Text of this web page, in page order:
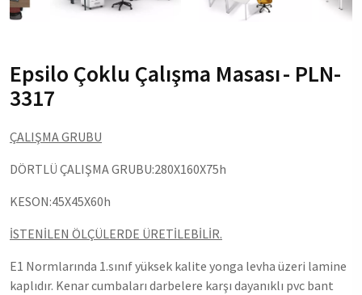
Epsilo Çoklu Çalışma Masası- PLN-
3317
ÇALIŞMA GRUBU
DÖRTLÜ ÇALIŞMA GRUBU:280X160X75h
KESON:45X45X60h
İSTENİLEN ÖLÇÜLERDE ÜRETİLEBİLİR.
E1 Normlarında 1.sınıf yüksek kalite yonga levha üzeri lamine
kaplıdır. Kenar cumbaları darbelere karşı dayanıklı pvc bant